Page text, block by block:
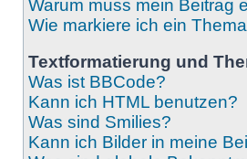
Warum muss mein Beitrag
Wie markiere ich ein
Textformatierung und
Was ist BBCode?
Kann ich HTML benutzen?
Was sind Smilies?
Kann ich Bilder in meine